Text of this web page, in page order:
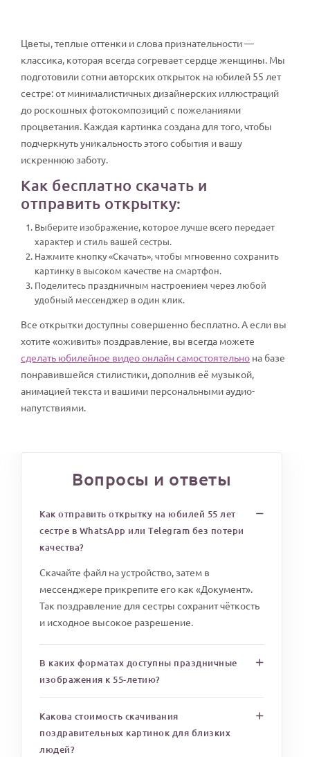
Цветы, теплые оттенки и слова признательности —
классика, которая всегда согревает сердце женщины. Мы
подготовили сотни авторских открыток на юбилей 55 лет
сестре: от минималистичных дизайнерских иллюстраций
до роскошных фотокомпозиций с пожеланиями
процветания. Каждая картинка создана для того, чтобы
подчеркнуть уникальность этого события и вашу
искреннюю заботу.
Как бесплатно скачать и
отправить открытку:
Выберите изображение, которое лучше всего передает
характер и стиль вашей сестры.
Нажмите кнопку «Скачать», чтобы мгновенно сохранить
картинку в высоком качестве на смартфон.
Поделитесь праздничным настроением через любой
удобный мессенджер в один клик.
Все открытки доступны совершенно бесплатно. А если вы
хотите «оживить» поздравление, вы всегда можете
сделать юбилейное видео онлайн самостоятельно на базе
понравившейся стилистики, дополнив её музыкой,
анимацией текста и вашими персональными аудио-
напутствиями.
Вопросы и ответы
Как отправить открытку на юбилей 55 лет
сестре в WhatsApp или Telegram без потери
качества?
Скачайте файл на устройство, затем в
мессенджере прикрепите его как «Документ».
Так поздравление для сестры сохранит чёткость
и исходное высокое разрешение.
В каких форматах доступны праздничные
изображения к 55-летию?
Какова стоимость скачивания
поздравительных картинок для близких
людей?